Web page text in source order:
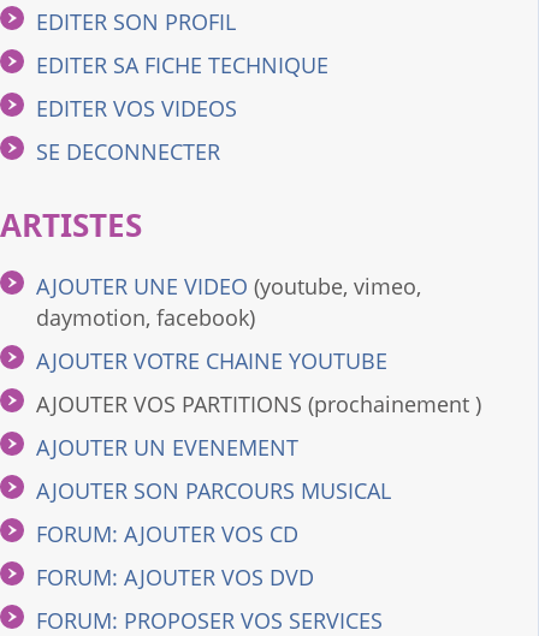
EDITER SON PROFIL
EDITER SA FICHE TECHNIQUE
EDITER VOS VIDEOS
SE DECONNECTER
ARTISTES
AJOUTER UNE VIDEO (youtube, vimeo,
daymotion, facebook)
AJOUTER VOTRE CHAINE YOUTUBE
AJOUTER VOS PARTITIONS (prochainement )
AJOUTER UN EVENEMENT
AJOUTER SON PARCOURS MUSICAL
FORUM: AJOUTER VOS CD
FORUM: AJOUTER VOS DVD
FORUM: PROPOSER VOS SERVICES